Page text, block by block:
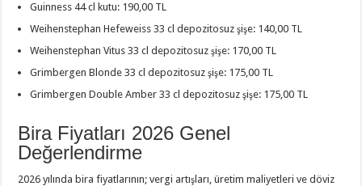
Guinness 44 cl kutu: 190,00 TL
Weihenstephan Hefeweiss 33 cl depozitosuz şişe: 140,00 TL
Weihenstephan Vitus 33 cl depozitosuz şişe: 170,00 TL
Grimbergen Blonde 33 cl depozitosuz şişe: 175,00 TL
Grimbergen Double Amber 33 cl depozitosuz şişe: 175,00 TL
Bira Fiyatları 2026 Genel
Değerlendirme
2026 yılında bira fiyatlarının; vergi artışları, üretim maliyetleri ve döviz